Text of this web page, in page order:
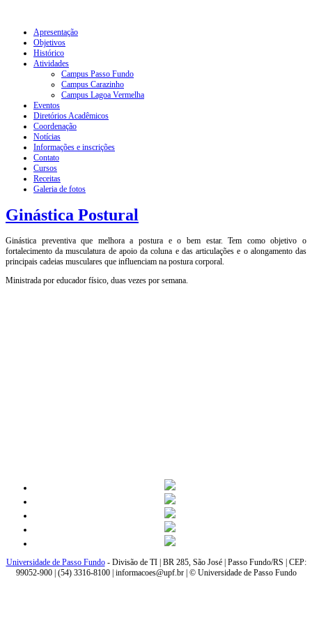
Apresentação
Objetivos
Histórico
Atividades
Campus Passo Fundo
Campus Carazinho
Campus Lagoa Vermelha
Eventos
Diretórios Acadêmicos
Coordenação
Notícias
Informações e inscrições
Contato
Cursos
Receitas
Galeria de fotos
Ginástica Postural
Ginástica preventiva que melhora a postura e o bem estar. Tem como objetivo o
fortalecimento da musculatura de apoio da coluna e das articulações e o alongamento das
principais cadeias musculares que influenciam na postura corporal.
Ministrada por educador físico, duas vezes por semana.
Universidade de Passo Fundo- Divisão de TI | BR 285, São José | Passo Fundo/RS | CEP:
99052-900 | (54) 3316-8100 | informacoes@upf.br | © Universidade de Passo Fundo